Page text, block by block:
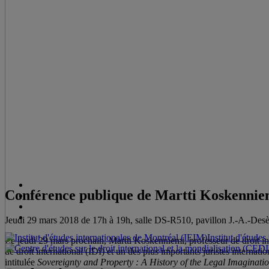
Conférence publique de Martti
Jeudi 29 mars 2018 de 17h à 19h, salle DS-R510, pavillon J.-A.-
Le jeudi 29 mars prochain, Martti Koskenniemi, professeur de droit
de droit international (IDI) et un des plus importants juristes
intitulée Sovereignty and Property : A History of the Legal
Institut